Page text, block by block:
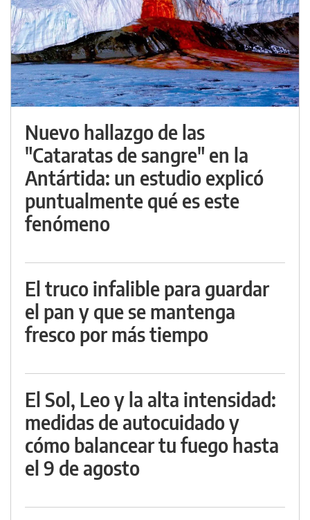
Nuevo hallazgo de las
"Cataratas de sangre" en la
Antártida: un estudio explicó
puntualmente qué es este
fenómeno
El truco infalible para guardar
el pan y que se mantenga
fresco por más tiempo
El Sol, Leo y la alta intensidad:
medidas de autocuidado y
cómo balancear tu fuego hasta
el 9 de agosto